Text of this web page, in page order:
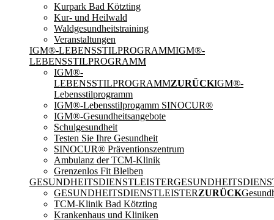
Kurpark Bad Kötzting
Kur- und Heilwald
Waldgesundheitstraining
Veranstaltungen
IGM®-LEBENSSTILPROGRAMMIGM®-
LEBENSSTILPROGRAMM
IGM®-
LEBENSSTILPROGRAMMZURÜCKIGM®-
Lebensstilprogramm
IGM®-Lebensstilprogamm SINOCUR®
IGM®-Gesundheitsangebote
Schulgesundheit
Testen Sie Ihre Gesundheit
SINOCUR® Präventionszentrum
Ambulanz der TCM-Klinik
Grenzenlos Fit Bleiben
GESUNDHEITSDIENSTLEISTER
GESUNDHEITSDIENSTLEISTERZURÜCK
TCM-Klinik Bad Kötzting
Krankenhaus und Kliniken